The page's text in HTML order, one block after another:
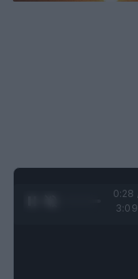
0:29
3:09